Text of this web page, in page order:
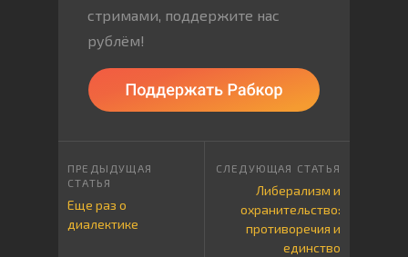
стримами, поддержите нас
рублём!
Еще раз о
диалектике
Либерализм и
охранительство:
противоречия и
единство